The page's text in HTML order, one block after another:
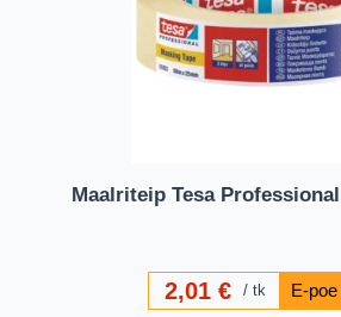
Maalriteip Tesa Professional
2,01€ tk